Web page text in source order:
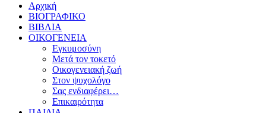
Αρχική
ΒΙΟΓΡΑΦΙΚΟ
ΒΙΒΛΙΑ
ΟΙΚΟΓΕΝΕΙΑ
Εγκυμοσύνη
Μετά τον τοκετό
Οικογενειακή ζωή
Στον ψυχολόγο
Σας ενδιαφέρει…
Επικαιρότητα